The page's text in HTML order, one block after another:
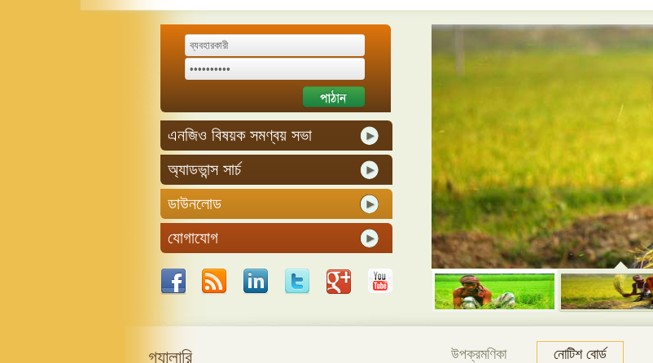
এনজিও বিষয়ক সমণ্বয় সভা
অ্যাডভান্স সার্চ
ডাউনলোড
যোগাযোগ
গ্যালারি উপক্রমণিকা নোটিশ বোর্ড